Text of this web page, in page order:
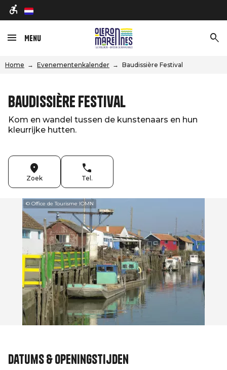
nl
Menu
Home Evenementenkalender Baudissière Festival
Baudissière Festival
Kom en wandel tussen de kunstenaars en hun
kleurrijke hutten.
Zoek Tel.
© Office de Tourisme IOMN
Datums & openingstijden